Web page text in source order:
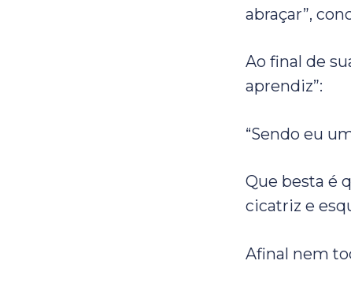
abraçar”,
Ao final de
aprendiz”:
“Sendo eu
Que besta é
cicatriz e
Afinal nem